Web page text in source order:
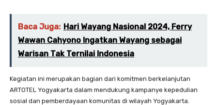
Baca Juga: Hari Wayang Nasional 2024, Ferry
Wawan Cahyono Ingatkan Wayang sebagai
Warisan Tak Ternilai Indonesia
Kegiatan ini merupakan bagian dari komitmen berkelanjutan
ARTOTEL Yogyakarta dalam mendukung kampanye kepedulian
sosial dan pemberdayaan komunitas di wilayah Yogyakarta.